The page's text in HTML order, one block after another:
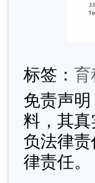
标签： 育
免责声
料，其
负法律
律责任。